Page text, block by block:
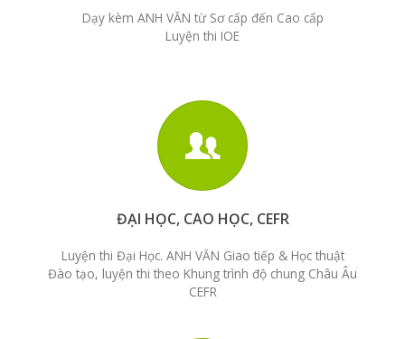
Dạy kèm ANH VĂN từ Sơ cấp đến Cao cấp
Luyện thi IOE
ĐẠI HỌC, CAO HỌC, CEFR
Luyện thi Đại Học. ANH VĂN Giao tiếp & Học thuật
Đào tạo, luyện thi theo Khung trình độ chung Châu Âu
CEFR